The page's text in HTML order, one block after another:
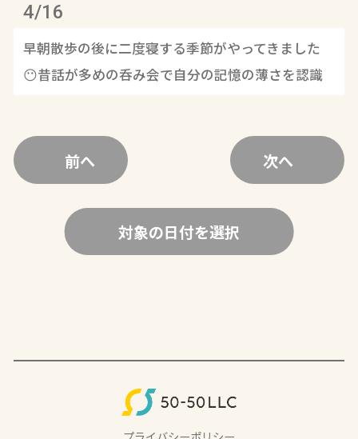
4/16
早朝散歩の後に二度寝する季節がやってきました
😶昔話が多めの呑み会で自分の記憶の薄さを認識
前へ 次へ
対象の日付を選択